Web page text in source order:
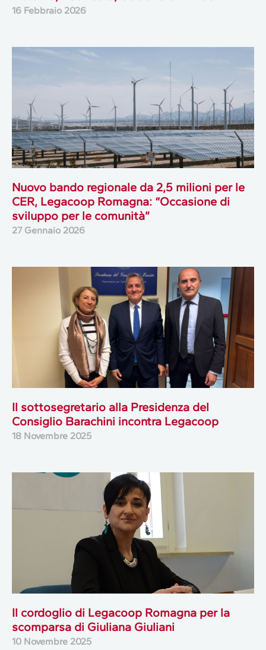
16 Febbraio 2026
Nuovo bando regionale da 2,5 milioni per le
CER, Legacoop Romagna: “Occasione di
sviluppo per le comunità”
27 Gennaio 2026
Il sottosegretario alla Presidenza del
Consiglio Barachini incontra Legacoop
18 Novembre 2025
Il cordoglio di Legacoop Romagna per la
scomparsa di Giuliana Giuliani
10 Novembre 2025